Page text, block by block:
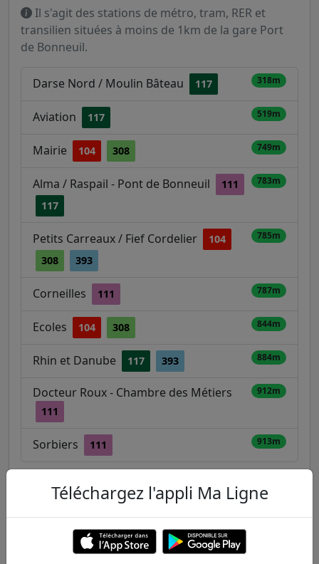
Il s'agit des stations de métro, tram, RER et
transilien situées à moins de 1km de la gare Port
de Bonneuil.
Darse Nord / Moulin Bâteau 117 318m
Aviation 117 519m
Mairie 104 308 749m
Alma / Raspail - Pont de Bonneuil
111
117
783m
Petits Carreaux / Fief Cordelier
104
308
393
785m
Corneilles 111 787m
Ecoles 104 308 844m
Rhin et Danube 117 393 884m
Docteur Roux - Chambre des Métiers
111
912m
Sorbiers 111 913m
Autres lignes
Téléchargez l'appli Ma Ligne